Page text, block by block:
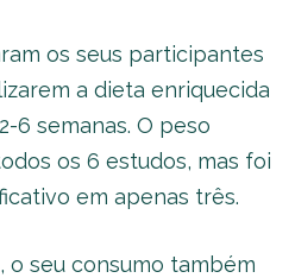
os seus participantes
a dieta enriquecida
6 semanas. O peso
os 6 estudos, mas foi
em apenas três.
o seu consumo também